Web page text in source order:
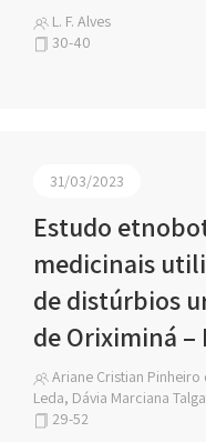
L. F. Alves
30-40
31/03/2023
Estudo
medicinais
de distúrbios
de Oriximiná –
Ariane Cristian
Leda, Dávia Marciana
29-52